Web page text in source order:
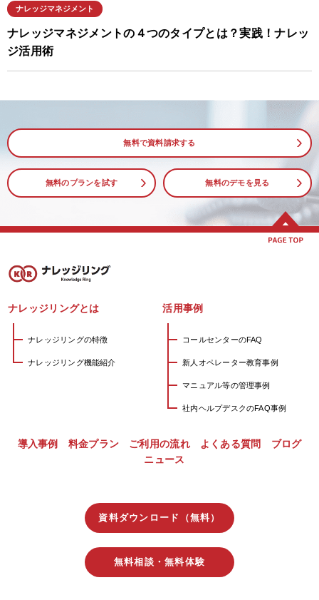
ナレッジマネジメント
ナレッジマネジメントの４つのタイプとは？実践！ナレッ
ジ活用術
無料で資料請求する
無料のプランを試す 無料のデモを見る
ナレッジリングとは
ナレッジリングの特徴
ナレッジリング機能紹介
活用事例
コールセンターのFAQ
新人オペレーター教育事例
マニュアル等の管理事例
社内ヘルプデスクのFAQ事例
導入事例 料金プラン ご利用の流れ よくある質問
ブログ
ニュース
資料ダウンロード（無料）
無料相談・無料体験